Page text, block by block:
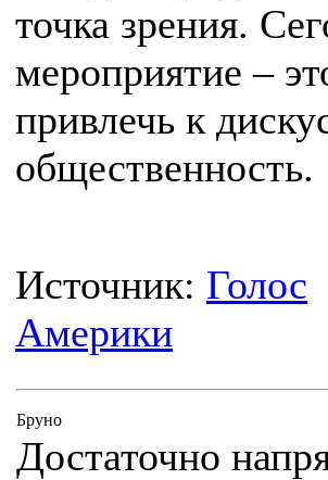
точка зрения.
мероприятие –
привлечь к
общественность.
Источник: Голос
Америки
Бруно
Достаточно